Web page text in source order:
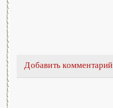
Добавить комментарий